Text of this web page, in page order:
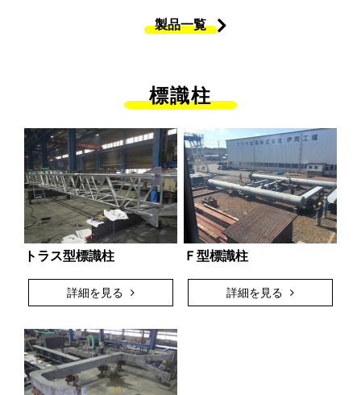
働く人を知る
弊社の強み 社員インタビュー
プロジェクトストーリー 各拠点紹介
新卒採用向け 中途採用向け
採用Ｑ&A 求人エントリー
プライバシーポリシー
製品一覧
標識柱
トラス型標識柱
詳細を見る
Ｆ型標識柱
詳細を見る